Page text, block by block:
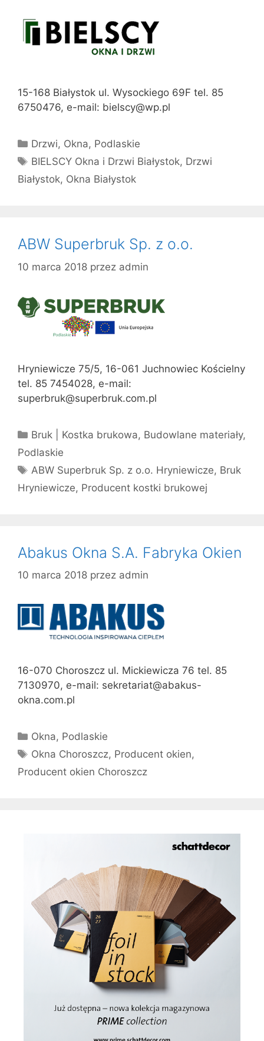
15-168 Białystok ul. Wysockiego 69F tel. 85
6750476, e-mail: bielscy@wp.pl
Kategorie
Drzwi, Okna, Podlaskie
Tagi
BIELSCY Okna i Drzwi Białystok, Drzwi
Białystok, Okna Białystok
ABW Superbruk Sp. z o.o.
10 marca 2018 przez admin
Hryniewicze 75/5, 16-061 Juchnowiec Kościelny
tel. 85 7454028, e-mail:
superbruk@superbruk.com.pl
Kategorie
Bruk | Kostka brukowa, Budowlane materiały,
Podlaskie
Tagi
ABW Superbruk Sp. z o.o. Hryniewicze, Bruk
Hryniewicze, Producent kostki brukowej
Abakus Okna S.A. Fabryka Okien
10 marca 2018 przez admin
16-070 Choroszcz ul. Mickiewicza 76 tel. 85
7130970, e-mail: sekretariat@abakus-
okna.com.pl
Kategorie
Okna, Podlaskie
Tagi
Okna Choroszcz, Producent okien,
Producent okien Choroszcz